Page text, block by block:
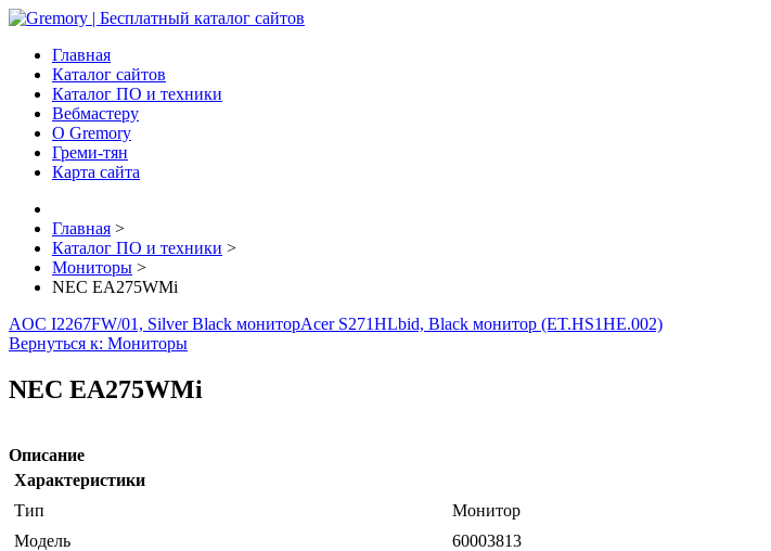
Главная
Каталог сайтов
Каталог ПО и техники
Вебмастеру
О Gremory
Греми-тян
Карта сайта
Главная >
Каталог ПО и техники >
Мониторы >
NEC EA275WMi
AOC I2267FW/01, Silver Black мониторAcer S271HLbid, Black монитор (ET.HS1HE.002)
Вернуться к: Мониторы
NEC EA275WMi
Описание
Характеристики
Тип
Монитор
Модель
60003813